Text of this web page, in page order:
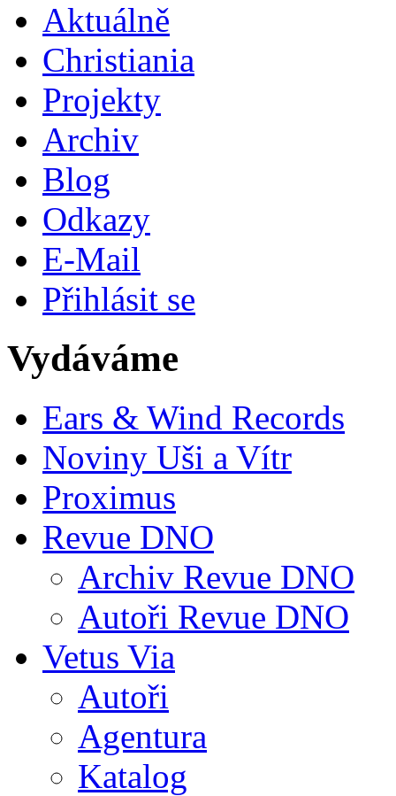
Aktuálně
Christiania
Projekty
Archiv
Blog
Odkazy
E-Mail
Přihlásit se
Vydáváme
Ears & Wind Records
Noviny Uši a Vítr
Proximus
Revue DNO
Archiv Revue DNO
Autoři Revue DNO
Vetus Via
Autoři
Agentura
Katalog